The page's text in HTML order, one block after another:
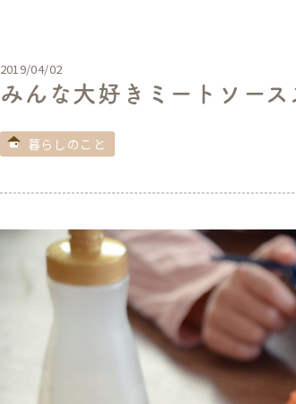
2019/04/02
みんな大好きミートソース
暮らしのこと